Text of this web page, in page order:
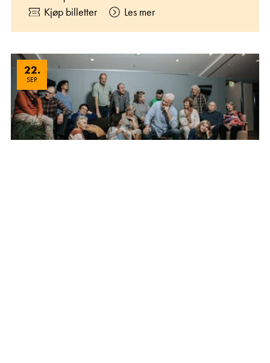
Kjøp billetter
Les mer
22.
SEP.